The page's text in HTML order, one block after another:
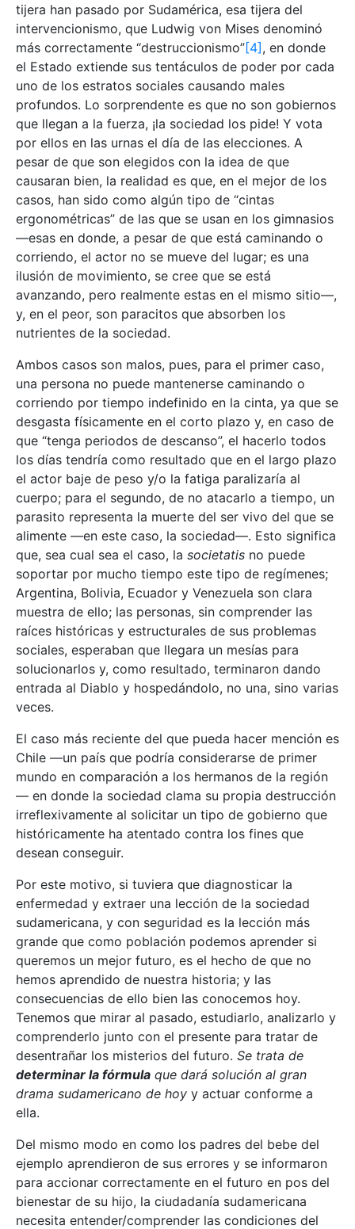
tijera han pasado por Sudamérica, esa tijera del
intervencionismo, que Ludwig von Mises denominó
más correctamente “destruccionismo”[4], en donde
el Estado extiende sus tentáculos de poder por cada
uno de los estratos sociales causando males
profundos. Lo sorprendente es que no son gobiernos
que llegan a la fuerza, ¡la sociedad los pide! Y vota
por ellos en las urnas el día de las elecciones. A
pesar de que son elegidos con la idea de que
causaran bien, la realidad es que, en el mejor de los
casos, han sido como algún tipo de “cintas
ergonométricas” de las que se usan en los gimnasios
—esas en donde, a pesar de que está caminando o
corriendo, el actor no se mueve del lugar; es una
ilusión de movimiento, se cree que se está
avanzando, pero realmente estas en el mismo sitio—,
y, en el peor, son paracitos que absorben los
nutrientes de la sociedad.
Ambos casos son malos, pues, para el primer caso,
una persona no puede mantenerse caminando o
corriendo por tiempo indefinido en la cinta, ya que se
desgasta físicamente en el corto plazo y, en caso de
que “tenga periodos de descanso”, el hacerlo todos
los días tendría como resultado que en el largo plazo
el actor baje de peso y/o la fatiga paralizaría al
cuerpo; para el segundo, de no atacarlo a tiempo, un
parasito representa la muerte del ser vivo del que se
alimente —en este caso, la sociedad—. Esto significa
que, sea cual sea el caso, la societatis no puede
soportar por mucho tiempo este tipo de regímenes;
Argentina, Bolivia, Ecuador y Venezuela son clara
muestra de ello; las personas, sin comprender las
raíces históricas y estructurales de sus problemas
sociales, esperaban que llegara un mesías para
solucionarlos y, como resultado, terminaron dando
entrada al Diablo y hospedándolo, no una, sino varias
veces.
El caso más reciente del que pueda hacer mención es
Chile —un país que podría considerarse de primer
mundo en comparación a los hermanos de la región
— en donde la sociedad clama su propia destrucción
irreflexivamente al solicitar un tipo de gobierno que
históricamente ha atentado contra los fines que
desean conseguir.
Por este motivo, si tuviera que diagnosticar la
enfermedad y extraer una lección de la sociedad
sudamericana, y con seguridad es la lección más
grande que como población podemos aprender si
queremos un mejor futuro, es el hecho de que no
hemos aprendido de nuestra historia; y las
consecuencias de ello bien las conocemos hoy.
Tenemos que mirar al pasado, estudiarlo, analizarlo y
comprenderlo junto con el presente para tratar de
desentrañar los misterios del futuro. Se trata de
determinar la fórmula que dará solución al gran
drama sudamericano de hoy y actuar conforme a
ella.
Del mismo modo en como los padres del bebe del
ejemplo aprendieron de sus errores y se informaron
para accionar correctamente en el futuro en pos del
bienestar de su hijo, la ciudadanía sudamericana
necesita entender/comprender las condiciones del